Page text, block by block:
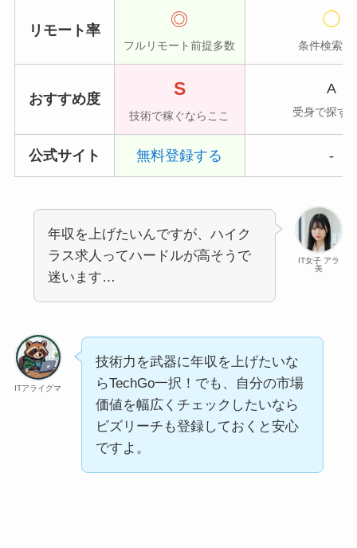
リモート率
◎
フルリモート前提多数
◯
条件検索可
おすすめ度 S
技術で稼ぐならここ
A
受身で探す
公式サイト 無料登録する -
IT女子 アラ
美
年収を上げたいんですが、ハイク
ラス求人ってハードルが高そうで
迷います…
ITアライグマ
技術力を武器に年収を上げたいな
らTechGo一択！でも、自分の市場
価値を幅広くチェックしたいなら
ビズリーチも登録しておくと安心
ですよ。